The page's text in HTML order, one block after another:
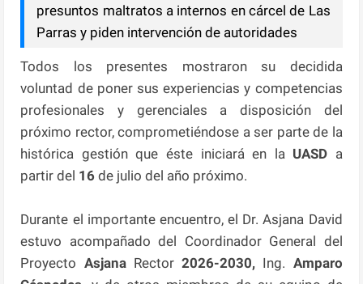
presuntos maltratos a internos en cárcel de Las
Parras y piden intervención de autoridades
Todos los presentes mostraron su decidida
voluntad de poner sus experiencias y competencias
profesionales y gerenciales a disposición del
próximo rector, comprometiéndose a ser parte de la
histórica gestión que éste iniciará en la UASD a
partir del 16de julio del año próximo.
Durante el importante encuentro, el Dr. Asjana David
estuvo acompañado del Coordinador General del
Proyecto Asjana Rector2026-2030, Ing. Amparo